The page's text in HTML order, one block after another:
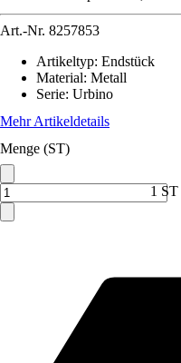
Art.-Nr. 8257853
Artikeltyp: Endstück
Material: Metall
Serie: Urbino
Mehr Artikeldetails
Menge (ST)
1 ST